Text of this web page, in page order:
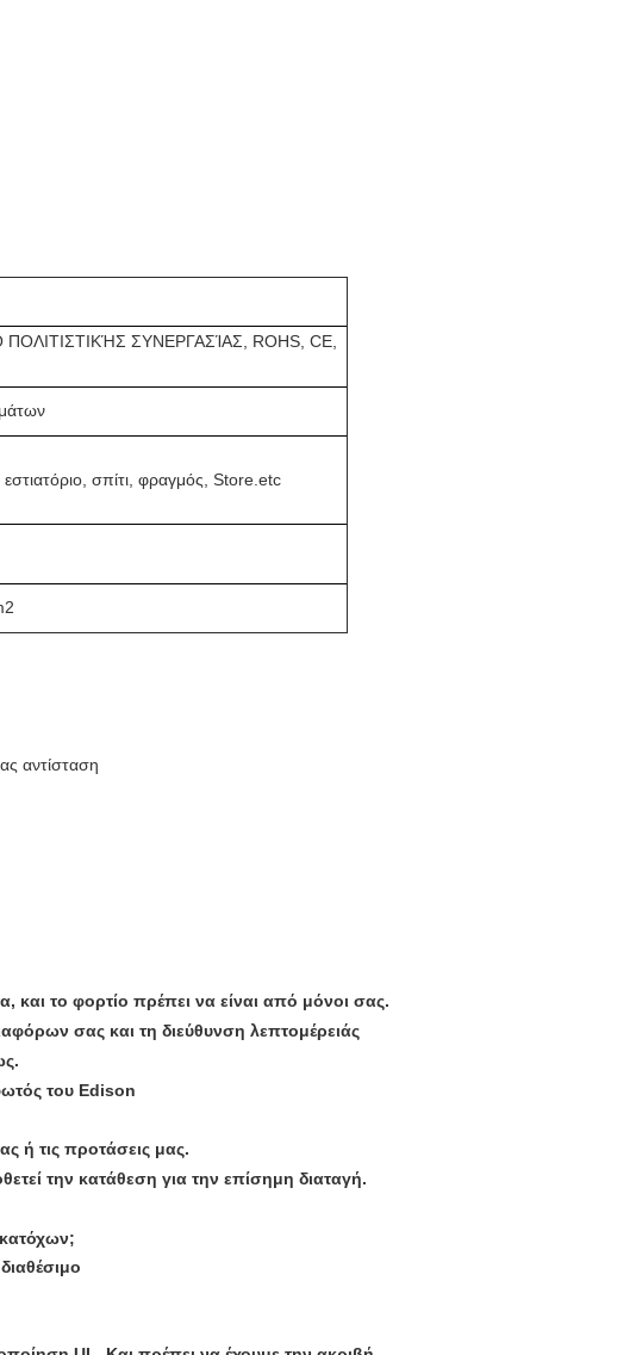
ΣΥΝΕΡΓΑΣΊΑΣ, ROHS, CE,
εστιατόριο, σπίτι, φραγμός, Store.etc
αντίσταση
και το φορτίο πρέπει να είναι από μόνοι σας.
σας και τη διεύθυνση λεπτομέρειάς
του Edison
ή τις προτάσεις μας.
την κατάθεση για την επίσημη διαταγή.